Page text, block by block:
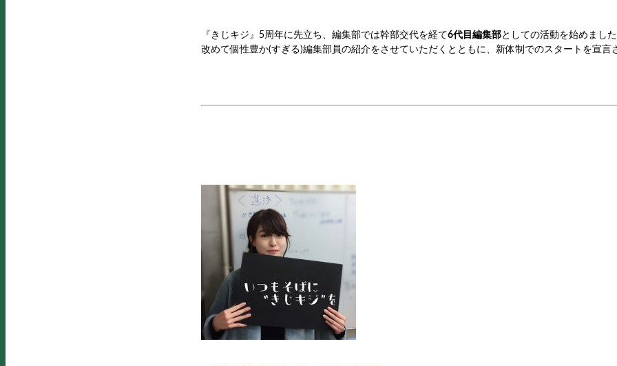
『きじキジ』5周年に先立ち、編集部では幹部交代を経て6代目編集部としての活動を始めました
改めて個性豊か(すぎる)編集部員の紹介をさせていただくとともに、新体制でのスタートを宣言